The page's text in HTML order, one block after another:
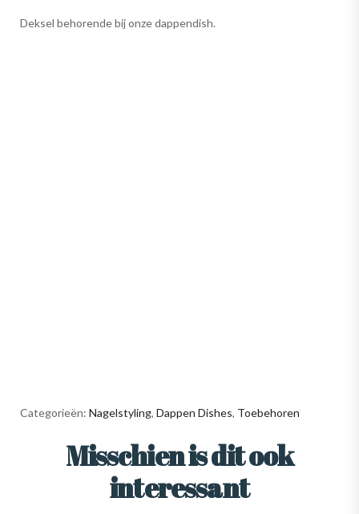
Deksel behorende bij onze dappendish.
Categorieën: Nagelstyling, Dappen Dishes, Toebehoren
Misschien is dit ook
interessant